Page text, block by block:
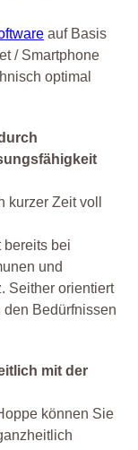
auf Basis
/ Smartphone
optimal
Zeit voll
bereits bei
und
Seither orientiert
Bedürfnissen
mit der
können Sie